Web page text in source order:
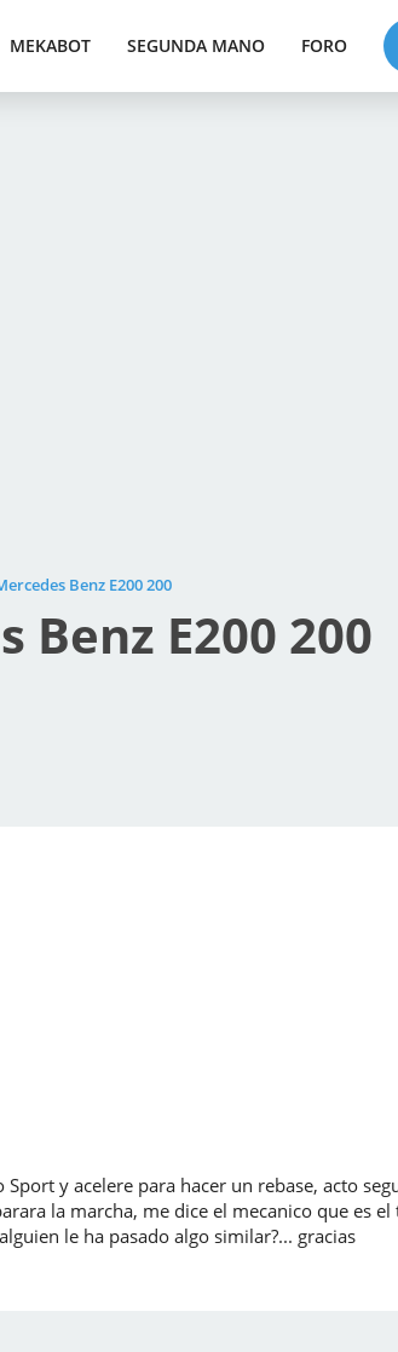
MEKABOT SEGUNDA MANO FORO
Benz E200 200
E200 200
y acelere para hacer un rebase, acto
la marcha, me dice el mecanico que es
le ha pasado algo similar?... gracias